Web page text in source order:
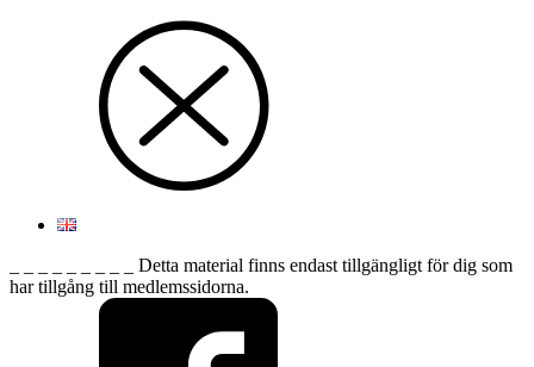
_ _ _ _ _ _ _ _ _ Detta material finns endast tillgängligt för dig som
har tillgång till medlemssidorna.